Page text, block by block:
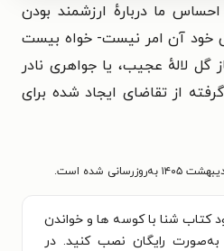
ما دربارهٔ ارزشمند بودن
خود آن امر نیست- خواه بیست
گل لالهٔ عجیب، یا جواهری نادر
از تقاضای ایجاد شده برای
کتاب شنا با کوسه ها و خواندن
به‌صورت رایگان نصب کنید. در